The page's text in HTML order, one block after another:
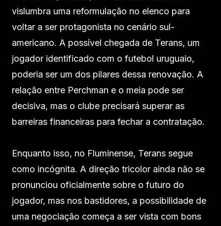
vislumbra uma reformulação no elenco para
voltar a ser protagonista no cenário sul-
americano. A possível chegada de Terans, um
jogador identificado com o futebol uruguaio,
poderia ser um dos pilares dessa renovação. A
relação entre Perchman e o meia pode ser
decisiva, mas o clube precisará superar as
barreiras financeiras para fechar a contratação.
Enquanto isso, no Fluminense, Terans segue
como incógnita. A direção tricolor ainda não se
pronunciou oficialmente sobre o futuro do
jogador, mas nos bastidores, a possibilidade de
uma negociação começa a ser vista com bons